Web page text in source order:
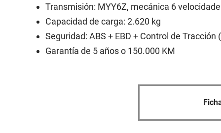
Transmisión: MYY6Z, mecánica 6
Capacidad de carga: 2.620 kg​
Seguridad: ABS + EBD + Control de Tracción
Garantía de 5 años o 150.000 KM​